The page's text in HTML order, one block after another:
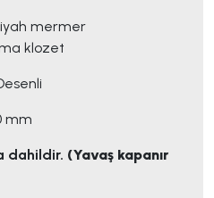
mermer
klozet
mm
dahildir. (Yavaş kapanır